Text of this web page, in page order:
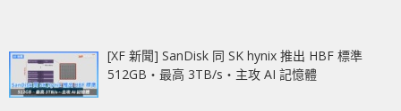
[XF 新聞] SanDisk 同 SK hynix 推出 HBF 標準
512GB‧最高 3TB/s‧主攻 AI 記憶體